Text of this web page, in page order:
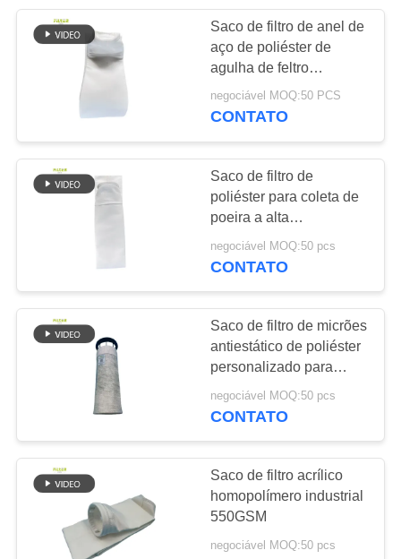
Saco de filtro de
PTFE
41
sacos de filtro de
despoluição
48
Sacos de filtro de
feltro
Saco de filtro de anel de
aço de poliéster de
agulha de feltro
personalizado 550GSM
para filtro de ar
negociável MOQ:50 PCS
CONTATO
Saco de filtro de
poliéster para coleta de
poeira a alta
temperatura para fábrica
de cimento
negociável MOQ:50 pcs
CONTATO
Saco de filtro de micrões
antiestático de poliéster
personalizado para
coletor de poeira
negociável MOQ:50 pcs
CONTATO
Saco de filtro acrílico
homopolímero industrial
550GSM
negociável MOQ:50 pcs